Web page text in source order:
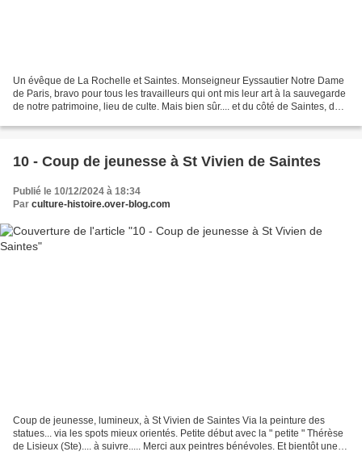
Un évêque de La Rochelle et Saintes. Monseigneur Eyssautier Notre Dame
de Paris, bravo pour tous les travailleurs qui ont mis leur art à la sauvegarde
de notre patrimoine, lieu de culte. Mais bien sûr.... et du côté de Saintes, du
10 - Coup de jeunesse à St Vivien de Saintes
Publié le 10/12/2024 à 18:34
Par culture-histoire.over-blog.com
Coup de jeunesse, lumineux, à St Vivien de Saintes Via la peinture des
statues... via les spots mieux orientés. Petite début avec la " petite " Thérèse
de Lisieux (Ste).... à suivre..... Merci aux peintres bénévoles. Et bientôt une